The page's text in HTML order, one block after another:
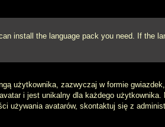
install the language pack you need. If the
użytkownika, zazwyczaj w formie
i jest unikalny dla każdego użytkownika.
używania avatarów, skontaktuj się z